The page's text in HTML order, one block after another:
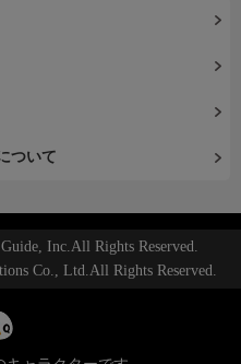
ついて
Inc.All Rights Reserved.
Co., Ltd.All Rights Reserved.